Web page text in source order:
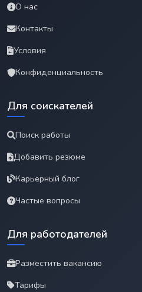
О нас
Контакты
Условия
Конфиденциальность
Для соискателей
Поиск работы
Добавить резюме
Карьерный блог
Частые вопросы
Для работодателей
Разместить вакансию
Тарифы